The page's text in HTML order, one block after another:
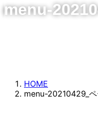
menu-
HOME
menu-20210429_ペ